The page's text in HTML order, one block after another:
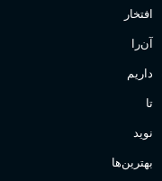
افتخار
آن‌را
داریم
تا
نوید
بهترین‌ها